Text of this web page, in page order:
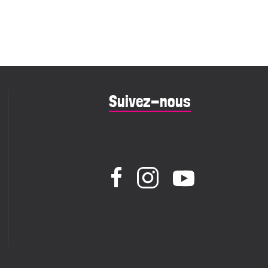
Suivez-nous